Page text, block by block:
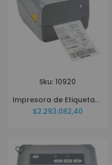
Sku: 10920
Impresora de Etiquetas Zebra ZD421 + Ethernet ZD4A042-301E00EZ
$2.293.082,40